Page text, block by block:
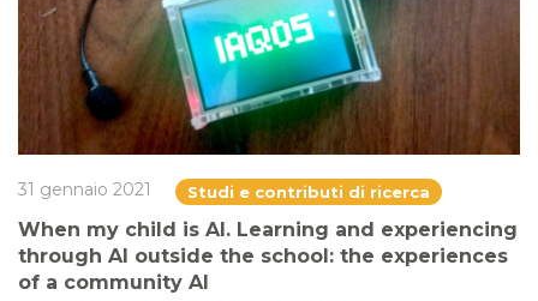
31 gennaio 2021 Studi e contributi di ricerca
When my child is AI. Learning and experiencing
through AI outside the school: the experiences
of a community AI